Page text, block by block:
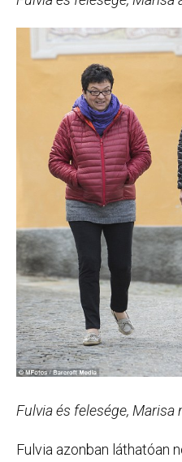
Fulvia és felesége, Marisa
Fulvia azonban láthatóan